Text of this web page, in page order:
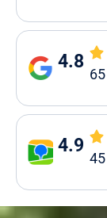
4.8
65
4.9
45